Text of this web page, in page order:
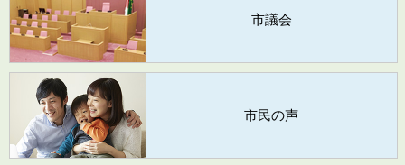
市議会
市民の声